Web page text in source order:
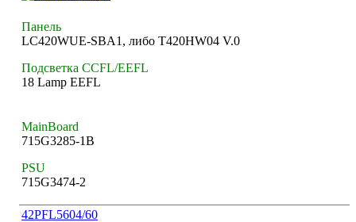
Панель
LC420WUE-SBA1, либо T420HW04 V.0
Подсветка CCFL/EEFL
18 Lamp EEFL
MainBoard
715G3285-1B
PSU
715G3474-2
42PFL5604/60